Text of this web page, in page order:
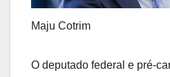
Maju Cotrim
O deputado federal e pré-